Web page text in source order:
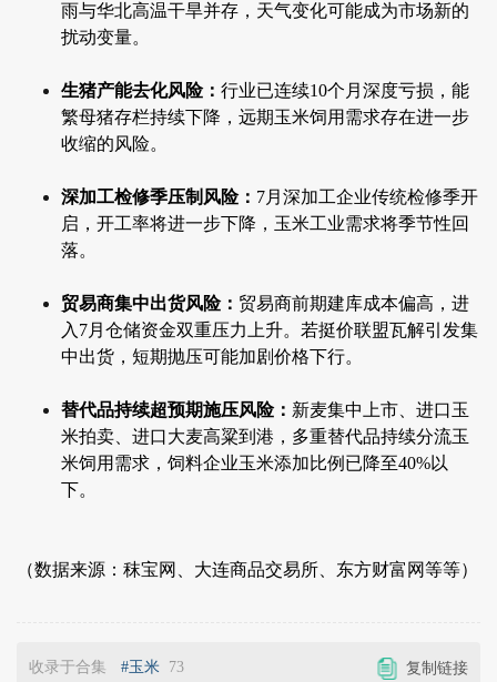
雨与华北高温干旱并存，天气变化可能成为市场新的
扰动变量。
生猪产能去化风险： 行业已连续10个月深度亏损，能
繁母猪存栏持续下降，远期玉米饲用需求存在进一步
收缩的风险。
深加工检修季压制风险： 7月深加工企业传统检修季开
启，开工率将进一步下降，玉米工业需求将季节性回
落。
贸易商集中出货风险： 贸易商前期建库成本偏高，进
入7月仓储资金双重压力上升。若挺价联盟瓦解引发集
中出货，短期抛压可能加剧价格下行。
替代品持续超预期施压风险： 新麦集中上市、进口玉
米拍卖、进口大麦高粱到港，多重替代品持续分流玉
米饲用需求，饲料企业玉米添加比例已降至40%以
下。
（数据来源：秣宝网、大连商品交易所、东方财富网等等）
收录于合集 #玉米 73 复制链接